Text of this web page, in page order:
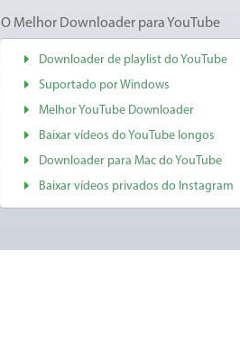
O Melhor Downloader para YouTube
Downloader de playlist do YouTube
Suportado por Windows
Melhor YouTube Downloader
Baixar vídeos do YouTube longos
Downloader para Mac do YouTube
Baixar vídeos privados do Instagram